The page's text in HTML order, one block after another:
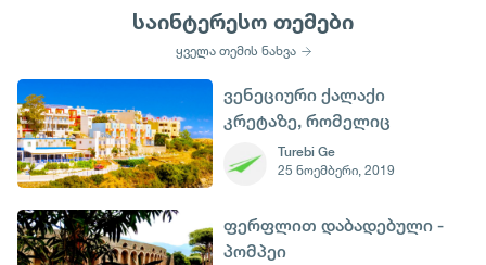
საინტერესო თემები
ყველა თემის ნახვა
ვენეციური ქალაქი
კრეტაზე, რომელიც
აუცილებლად უნდა
მოინახულოთ
Turebi Ge
25 ნოემბერი, 2019
ფერფლით დაბადებული -
პომპეი